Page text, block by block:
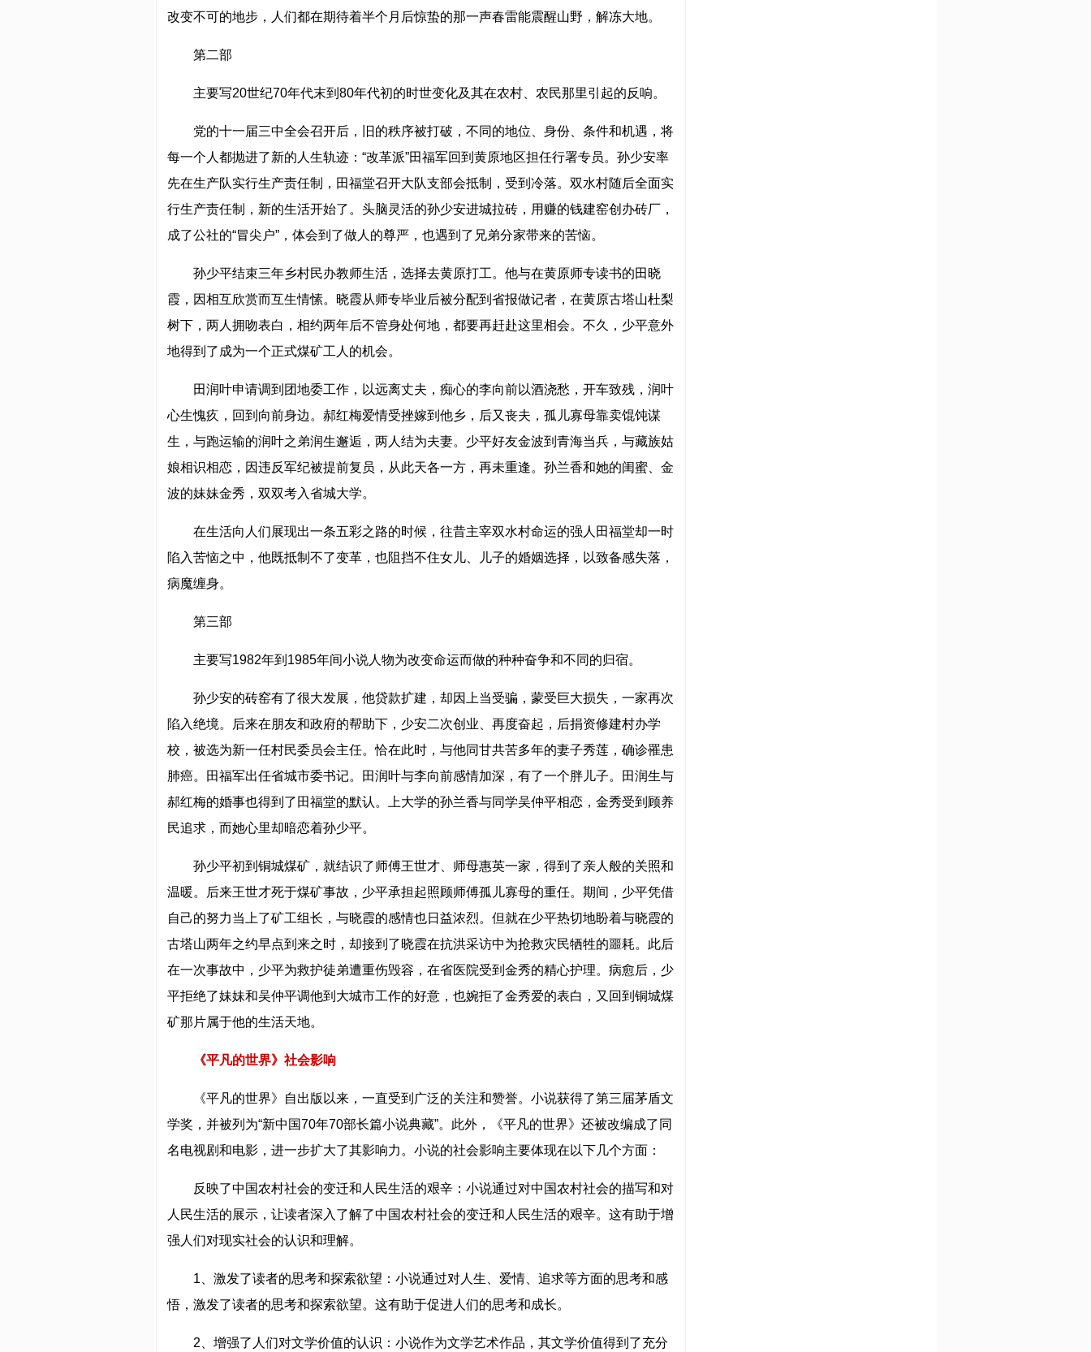
改变不可的地步，人们都在期待着半个月后惊蛰的那一声春雷能震醒山野，解冻大地。
第二部
主要写20世纪70年代末到80年代初的时世变化及其在农村、农民那里引起的反响。
党的十一届三中全会召开后，旧的秩序被打破，不同的地位、身份、条件和机遇，将
每一个人都抛进了新的人生轨迹：“改革派”田福军回到黄原地区担任行署专员。孙少安率
先在生产队实行生产责任制，田福堂召开大队支部会抵制，受到冷落。双水村随后全面实
行生产责任制，新的生活开始了。头脑灵活的孙少安进城拉砖，用赚的钱建窑创办砖厂，
成了公社的“冒尖户”，体会到了做人的尊严，也遇到了兄弟分家带来的苦恼。
孙少平结束三年乡村民办教师生活，选择去黄原打工。他与在黄原师专读书的田晓
霞，因相互欣赏而互生情愫。晓霞从师专毕业后被分配到省报做记者，在黄原古塔山杜梨
树下，两人拥吻表白，相约两年后不管身处何地，都要再赶赴这里相会。不久，少平意外
地得到了成为一个正式煤矿工人的机会。
田润叶申请调到团地委工作，以远离丈夫，痴心的李向前以酒浇愁，开车致残，润叶
心生愧疚，回到向前身边。郝红梅爱情受挫嫁到他乡，后又丧夫，孤儿寡母靠卖馄饨谋
生，与跑运输的润叶之弟润生邂逅，两人结为夫妻。少平好友金波到青海当兵，与藏族姑
娘相识相恋，因违反军纪被提前复员，从此天各一方，再未重逢。孙兰香和她的闺蜜、金
波的妹妹金秀，双双考入省城大学。
在生活向人们展现出一条五彩之路的时候，往昔主宰双水村命运的强人田福堂却一时
陷入苦恼之中，他既抵制不了变革，也阻挡不住女儿、儿子的婚姻选择，以致备感失落，
病魔缠身。
第三部
主要写1982年到1985年间小说人物为改变命运而做的种种奋争和不同的归宿。
孙少安的砖窑有了很大发展，他贷款扩建，却因上当受骗，蒙受巨大损失，一家再次
陷入绝境。后来在朋友和政府的帮助下，少安二次创业、再度奋起，后捐资修建村办学
校，被选为新一任村民委员会主任。恰在此时，与他同甘共苦多年的妻子秀莲，确诊罹患
肺癌。田福军出任省城市委书记。田润叶与李向前感情加深，有了一个胖儿子。田润生与
郝红梅的婚事也得到了田福堂的默认。上大学的孙兰香与同学吴仲平相恋，金秀受到顾养
民追求，而她心里却暗恋着孙少平。
孙少平初到铜城煤矿，就结识了师傅王世才、师母惠英一家，得到了亲人般的关照和
温暖。后来王世才死于煤矿事故，少平承担起照顾师傅孤儿寡母的重任。期间，少平凭借
自己的努力当上了矿工组长，与晓霞的感情也日益浓烈。但就在少平热切地盼着与晓霞的
古塔山两年之约早点到来之时，却接到了晓霞在抗洪采访中为抢救灾民牺牲的噩耗。此后
在一次事故中，少平为救护徒弟遭重伤毁容，在省医院受到金秀的精心护理。病愈后，少
平拒绝了妹妹和吴仲平调他到大城市工作的好意，也婉拒了金秀爱的表白，又回到铜城煤
矿那片属于他的生活天地。
《平凡的世界》社会影响
《平凡的世界》自出版以来，一直受到广泛的关注和赞誉。小说获得了第三届茅盾文
学奖，并被列为“新中国70年70部长篇小说典藏”。此外，《平凡的世界》还被改编成了同
名电视剧和电影，进一步扩大了其影响力。小说的社会影响主要体现在以下几个方面：
反映了中国农村社会的变迁和人民生活的艰辛：小说通过对中国农村社会的描写和对
人民生活的展示，让读者深入了解了中国农村社会的变迁和人民生活的艰辛。这有助于增
强人们对现实社会的认识和理解。
1、激发了读者的思考和探索欲望：小说通过对人生、爱情、追求等方面的思考和感
悟，激发了读者的思考和探索欲望。这有助于促进人们的思考和成长。
2、增强了人们对文学价值的认识：小说作为文学艺术作品，其文学价值得到了充分